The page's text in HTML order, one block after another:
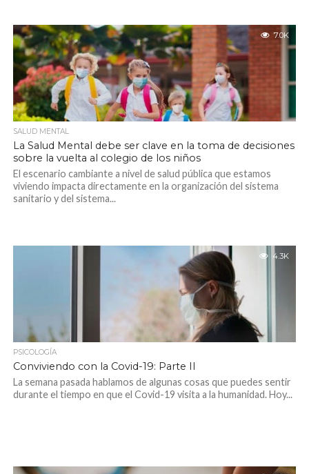
7.0K
SALUD MENTAL
La Salud Mental debe ser clave en la toma de decisiones
sobre la vuelta al colegio de los niños
El escenario cambiante a nivel de salud pública que estamos
viviendo impacta directamente en la organización del sistema
sanitario y del sistema...
4.3K
PSICOLOGÍA
Conviviendo con la Covid-19: Parte II
La semana pasada hablamos de algunas cosas que puedes sentir
durante el tiempo en que el Covid-19 visita a la humanidad. Hoy...